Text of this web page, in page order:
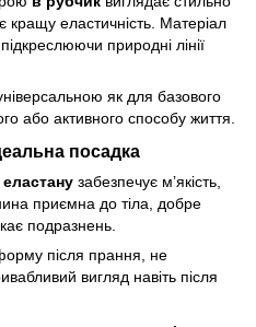
кращу еластичність. Матеріал
природні лінії
як для базового
або активного способу життя.
посадка
еластану забезпечує м’якість,
приємна до тіла, добре
подразнень.
після прання, не
вигляд навіть після